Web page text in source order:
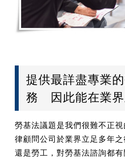
提供最詳盡專業
務 因此能在業界
勞基法議題是我們很難不正
律顧問公司於業界立足多年
還是勞工，對勞基法諮詢都